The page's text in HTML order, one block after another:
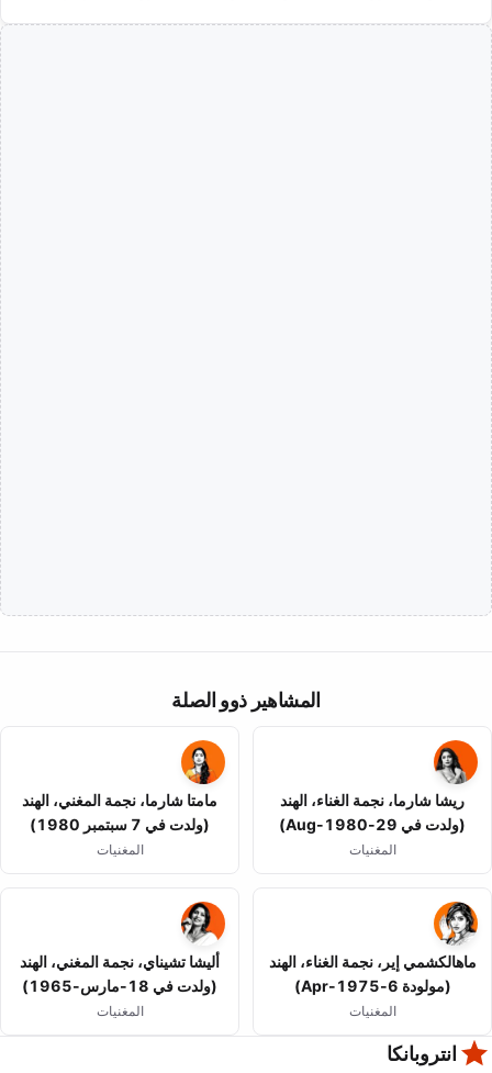
المشاهير ذوو الصلة
ريشا شارما، نجمة الغناء، الهند
(ولدت في 29-Aug-1980)
المغنيات
مامتا شارما، نجمة المغني، الهند
(ولدت في 7 سبتمبر 1980)
المغنيات
ماهالكشمي إير، نجمة الغناء، الهند
(مولودة 6-Apr-1975)
المغنيات
أليشا تشيناي، نجمة المغني، الهند
(ولدت في 18-مارس-1965)
المغنيات
انتروبانكا